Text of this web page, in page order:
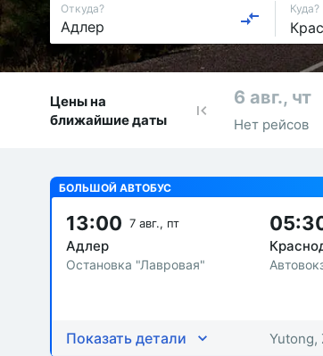
Откуда? Куда?
Цены на
ближайшие даты
6 авг., чт
Нет рейсов
БОЛЬШОЙ АВТОБУС
13:00 7 авг., пт
Адлер
Остановка "Лавровая"
Показать детали Yutong,